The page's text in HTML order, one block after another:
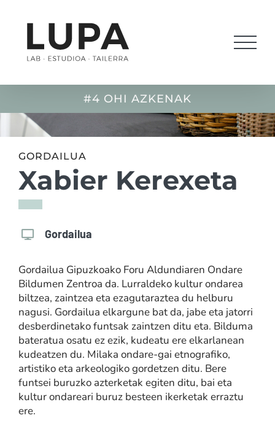
contenido
#4 OHI AZKENAK
GORDAILUA
Xabier Kerexeta
Gordailua
Gordailua Gipuzkoako Foru Aldundiaren Ondare
Bildumen Zentroa da. Lurraldeko kultur ondarea
biltzea, zaintzea eta ezagutaraztea du helburu
nagusi. Gordailua elkargune bat da, jabe eta jatorri
desberdinetako funtsak zaintzen ditu eta. Bilduma
bateratua osatu ez ezik, kudeatu ere elkarlanean
kudeatzen du. Milaka ondare-gai etnografiko,
artistiko eta arkeologiko gordetzen ditu. Bere
funtsei buruzko azterketak egiten ditu, bai eta
kultur ondareari buruz besteen ikerketak erraztu
ere.